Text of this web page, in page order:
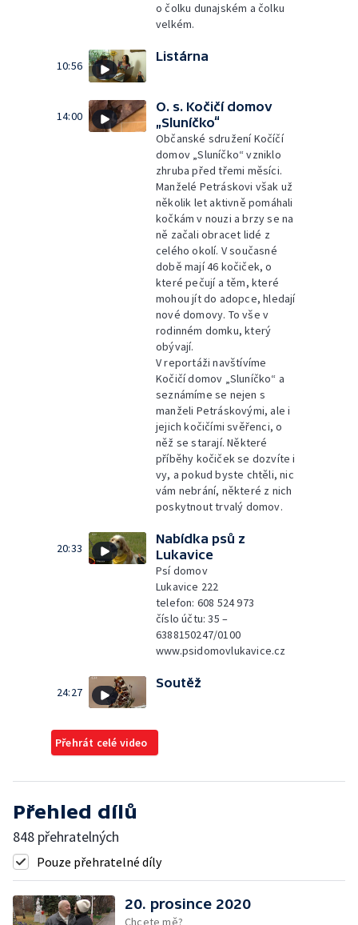
o čolku dunajském a čolku
velkém.
10:56
Listárna
14:00
O. s. Kočičí domov
„Sluníčko“
Občanské sdružení Kočíčí
domov „Sluníčko“ vzniklo
zhruba před třemi měsíci.
Manželé Petráskovi však už
několik let aktivně pomáhali
kočkám v nouzi a brzy se na
ně začali obracet lidé z
celého okolí. V současné
době mají 46 kočiček, o
které pečují a těm, které
mohou jít do adopce, hledají
nové domovy. To vše v
rodinném domku, který
obývají.
V reportáži navštívíme
Kočičí domov „Sluníčko“ a
seznámíme se nejen s
manželi Petráskovými, ale i
jejich kočičími svěřenci, o
něž se starají. Některé
příběhy kočiček se dozvíte i
vy, a pokud byste chtěli, nic
vám nebrání, některé z nich
poskytnout trvalý domov.
20:33
Nabídka psů z
Lukavice
Psí domov
Lukavice 222
telefon: 608 524 973
číslo účtu: 35 –
6388150247/0100
www.psidomovlukavice.cz
24:27
Soutěž
Přehrát celé video
Přehled dílů
848 přehratelných
Pouze přehratelné díly
20. prosince 2020
Chcete mě?